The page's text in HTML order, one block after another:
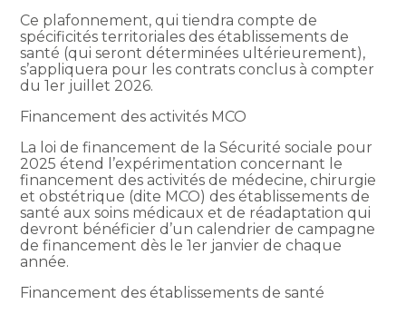
Ce plafonnement, qui tiendra compte de
spécificités territoriales des établissements de
santé (qui seront déterminées ultérieurement),
s’appliquera pour les contrats conclus à compter
du 1er juillet 2026.
Financement des activités MCO
La loi de financement de la Sécurité sociale pour
2025 étend l’expérimentation concernant le
financement des activités de médecine, chirurgie
et obstétrique (dite MCO) des établissements de
santé aux soins médicaux et de réadaptation qui
devront bénéficier d’un calendrier de campagne
de financement dès le 1er janvier de chaque
année.
Financement des établissements de santé